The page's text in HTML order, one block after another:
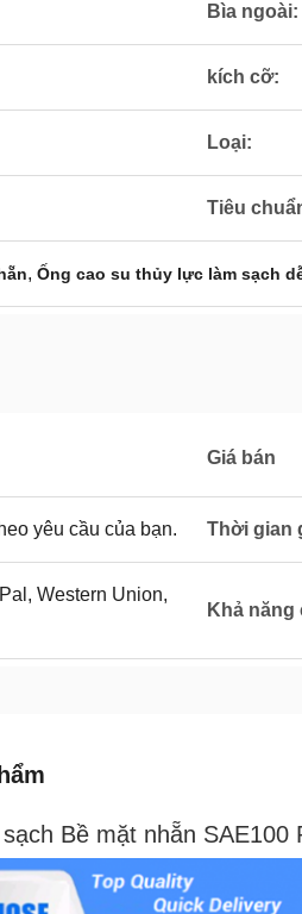
Bìa ngoài:
kích cỡ:
Loại:
Tiêu
, Ống cao su thủy lực làm sạch
Giá bán
yêu cầu của bạn. Thời gian
Western Union,
Khả năng
Bề mặt nhẵn